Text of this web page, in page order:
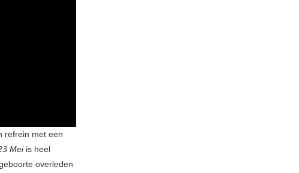
refrein met een
Mei is heel
overleden